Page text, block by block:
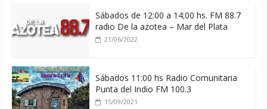
Sábados de 12:00 a 14;00 hs. FM 88.7
radio De la azotea – Mar del Plata
21/06/2022
Sábados 11:00 hs Radio Comunitaria
Punta del Indio FM 100.3
15/09/2021